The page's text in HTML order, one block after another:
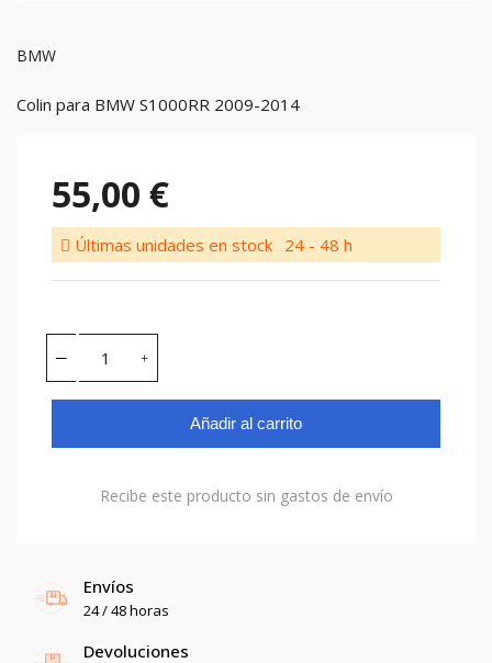
BMW
Colin para BMW S1000RR 2009-2014
55,00 €
Últimas unidades en stock 24 - 48 h
Añadir al carrito
Recibe este producto sin gastos de envío
Envíos
24 / 48 horas
Devoluciones